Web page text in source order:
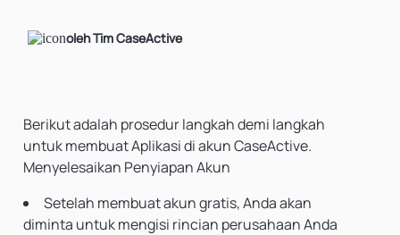
oleh Tim CaseActive
Berikut adalah prosedur langkah demi langkah
untuk membuat Aplikasi di akun CaseActive.
Menyelesaikan Penyiapan Akun
Setelah membuat akun gratis, Anda akan
diminta untuk mengisi rincian perusahaan Anda